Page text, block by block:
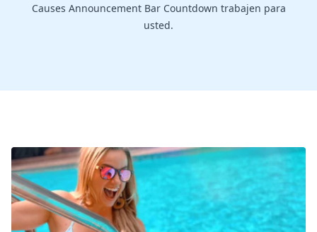
Causes Announcement Bar Countdown trabajen para
usted.